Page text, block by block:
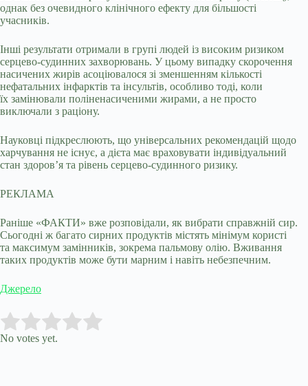
однак без очевидного клінічного ефекту для більшості
учасників.
Інші результати отримали в групі людей із високим ризиком
серцево-судинних захворювань. У цьому випадку скорочення
насичених жирів асоціювалося зі зменшенням кількості
нефатальних інфарктів та інсультів, особливо тоді, коли
їх замінювали поліненасиченими жирами, а не просто
виключали з раціону.
Науковці підкреслюють, що універсальних рекомендацій щодо
харчування не існує, а дієта має враховувати індивідуальний
стан здоров’я та рівень серцево-судинного ризику.
РЕКЛАМА
Раніше «ФАКТИ» вже розповідали, як вибрати справжній сир.
Сьогодні ж багато сирних продуктів містять мінімум користі
та максимум замінників, зокрема пальмову олію. Вживання
таких продуктів може бути марним і навіть небезпечним.
Джерело
Rate this item:
No votes yet.